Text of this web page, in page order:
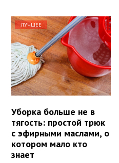
ЛУЧШЕЕ
Уборка больше не в
тягость: простой трюк
с эфирными маслами, о
котором мало кто
знает